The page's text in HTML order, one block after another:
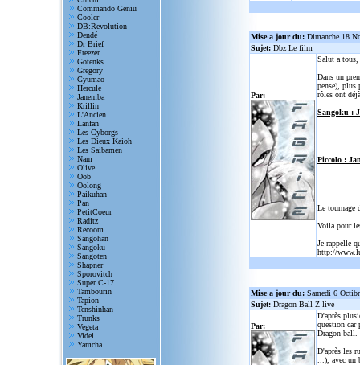
Commando Geniu
Cooler
DB:Revolution
Dendé
Dr Brief
Freezer
Gotenks
Gregory
Gyumao
Hercule
Janemba
Krillin
L'Ancien
Lanfan
Les Cyborgs
Les Dieux Kaioh
Les Saibamen
Nam
Olive
Oob
Oolong
Paikuhan
Pan
PetitCoeur
Raditz
Recoom
Sangohan
Sangoku
Sangoten
Shapner
Sporovitch
Super C-17
Tambourin
Tapion
Tenshinhan
Trunks
Vegeta
Videl
Yamcha
Mise a jour du: Dimanche 18
Sujet: Dbz Le film
Par:
Salut a
Dans un
pense), plus
rôles ont
Sangoku :
Piccolo :
Le tournage
Voila pour
Je rappelle
http://
Mise a jour du: Samedi 6
Sujet: Dragon Ball Z live
Par:
D'après
question car
Dragon ball.
D'après les
...), avec